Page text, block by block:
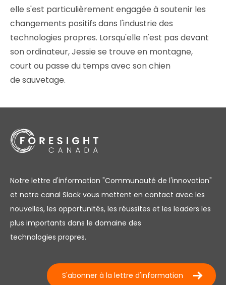
elle s'est particulièrement engagée à soutenir les
changements positifs dans l'industrie des
technologies propres. Lorsqu'elle n'est pas devant
son ordinateur, Jessie se trouve en montagne,
court ou passe du temps avec son chien
de sauvetage.
Notre lettre d'information "Communauté de l'innovation"
et notre canal Slack vous mettent en contact avec les
nouvelles, les opportunités, les réussites et les leaders les
plus importants dans le domaine des
technologies propres.
S'abonner à la lettre d'information